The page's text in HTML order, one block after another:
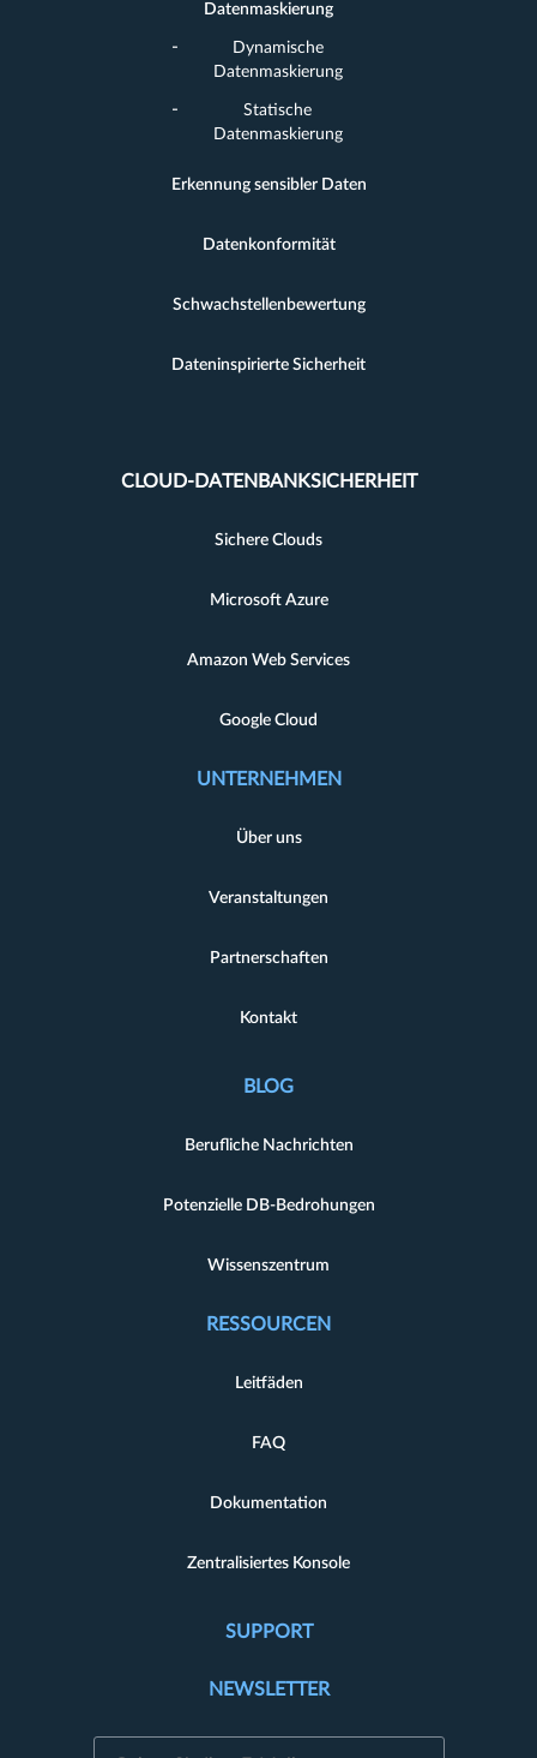
Datenmaskierung
Dynamische
Datenmaskierung
Statische
Datenmaskierung
Erkennung sensibler Daten
Datenkonformität
Schwachstellenbewertung
Dateninspirierte Sicherheit
CLOUD-DATENBANKSICHERHEIT
Sichere Clouds
Microsoft Azure
Amazon Web Services
Google Cloud
UNTERNEHMEN
Über uns
Veranstaltungen
Partnerschaften
Kontakt
BLOG
Berufliche Nachrichten
Potenzielle DB-Bedrohungen
Wissenszentrum
RESSOURCEN
Leitfäden
FAQ
Dokumentation
Zentralisiertes Konsole
SUPPORT
NEWSLETTER